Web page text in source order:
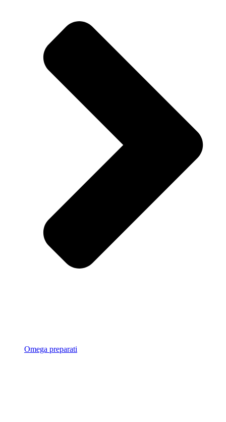
Omega preparati